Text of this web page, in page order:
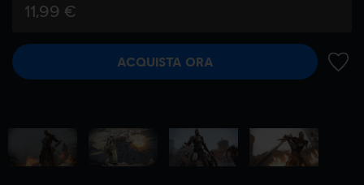
11,99 €
ACQUISTA ORA